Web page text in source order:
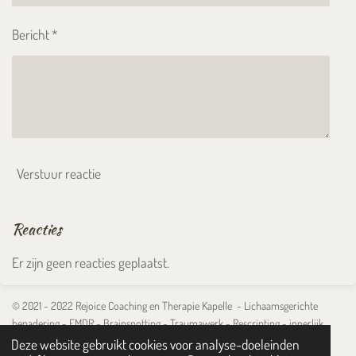
Deze website gebruikt cookies voor analyse-doeleinden
Bericht *
Verstuur reactie
Reacties
Er zijn geen reacties geplaatst.
© 2021 - 2022 Rejoice Coaching en Therapie Kapelle - Lichaamsgerichte
benadering - EMDR - Brainspotting - Traumawerk - Rescripting - innerlijk
kind